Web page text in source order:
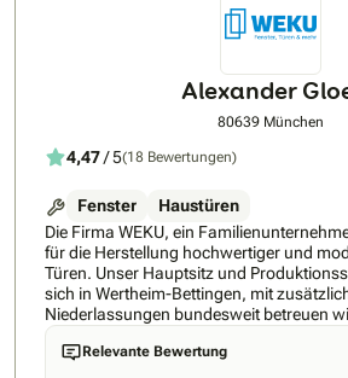
Alexander
80639 München
4,47/ 5(18 Bewertungen)
Fenster
Haustüren
Die Firma WEKU, ein
für die Herstellung hochwertiger und
Türen. Unser Hauptsitz und
sich in Wertheim-Bettingen, mit
Niederlassungen bundesweit betreuen
Zwischenhändler.Bei WEKU ist
Vertrauenssache.Wir bieten Ihnen ein
Relevante Bewertung